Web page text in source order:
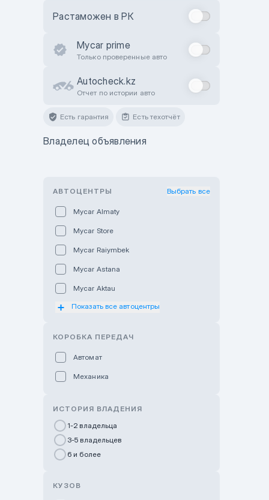
Растаможен в РК
Mycar prime
Только проверенные авто
Autocheck.kz
Отчет по истории авто
Есть гарантия Есть техотчёт
Владелец объявления
АВТОЦЕНТРЫ Выбрать все
Mycar Almaty
Mycar Store
Mycar Raiymbek
Mycar Astana
Mycar Aktau
Mycar Uralsk
GWM Nurly Zhol
Chery Astana
Показать все автоцентры
КОРОБКА ПЕРЕДАЧ
Автомат
Механика
ИСТОРИЯ ВЛАДЕНИЯ
1-2 владельца
3-5 владельцев
6 и более
КУЗОВ